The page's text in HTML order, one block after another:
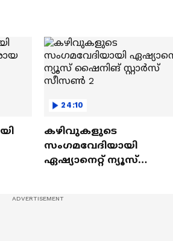
24:10
കഴിവുകളുടെ
സംഗമവേദിയായി
ഏഷ്യാനെറ്റ് ന്യൂസ്